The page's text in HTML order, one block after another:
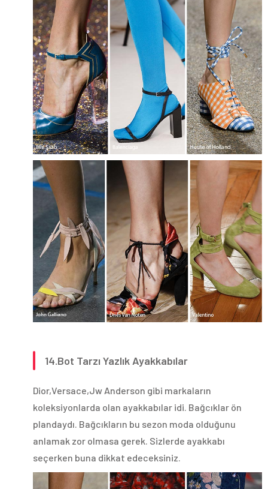
14.Bot Tarzı Yazlık Ayakkabılar
Dior,Versace,Jw Anderson gibi markaların
koleksiyonlarda olan ayakkabılar idi. Bağcıklar ön
plandaydı. Bağcıkların bu sezon moda olduğunu
anlamak zor olmasa gerek. Sizlerde ayakkabı
seçerken buna dikkat edeceksiniz.